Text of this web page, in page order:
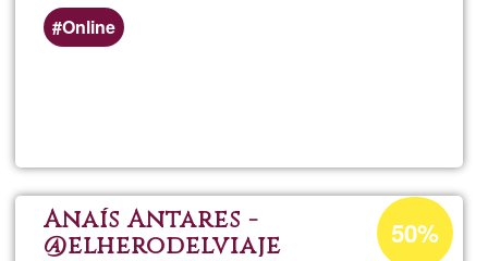
Online
Paulo
Anaís Antares -
@elherodelviaje
Acceptance
percentage
50%